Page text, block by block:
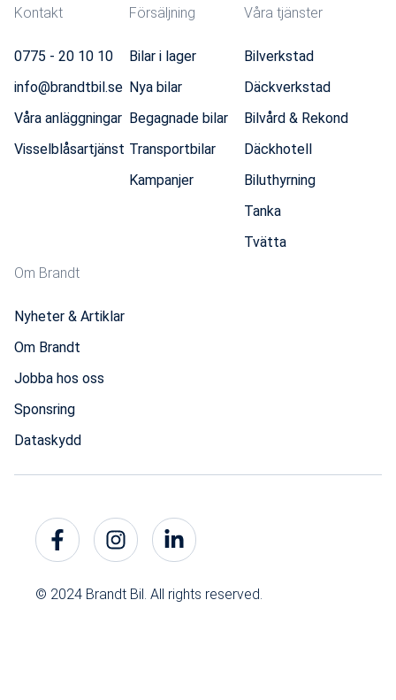
Kontakt
0775 - 20 10 10
info@brandtbil.se
Våra anläggningar
Visselblåsartjänst
Försäljning
Bilar i lager
Nya bilar
Begagnade bilar
Transportbilar
Kampanjer
Våra tjänster
Bilverkstad
Däckverkstad
Bilvård & Rekond
Däckhotell
Biluthyrning
Tanka
Tvätta
Om Brandt
Nyheter & Artiklar
Om Brandt
Jobba hos oss
Sponsring
Dataskydd
© 2024 Brandt Bil. All rights reserved.